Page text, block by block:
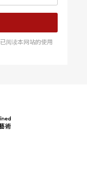
阅读本网站的使用